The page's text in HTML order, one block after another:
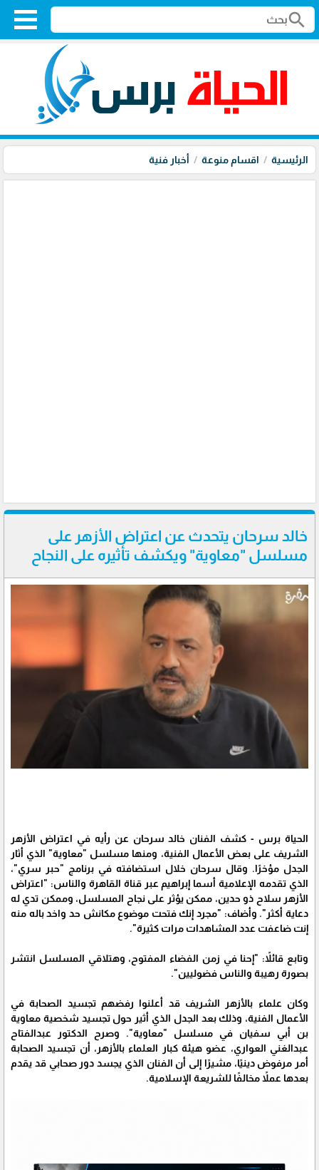
search
الرئيسية اقسام منوعة أخبار فنية
خالد سرحان يتحدث عن اعتراض الأزهر على
مسلسل "معاوية" ويكشف تأثيره على النجاح
الحياة برس - كشف الفنان خالد سرحان عن رأيه في اعتراض الأزهر
الشريف على بعض الأعمال الفنية، ومنها مسلسل "معاوية" الذي أثار
الجدل مؤخرًا. وقال سرحان خلال استضافته في برنامج "حبر سري"،
الذي تقدمه الإعلامية أسما إبراهيم عبر قناة القاهرة والناس: "اعتراض
الأزهر سلاح ذو حدين، ممكن يؤثر على نجاح المسلسل، وممكن تدي له
دعاية أكثر". وأضاف: "مجرد إنك فتحت موضوع مكانش حد واخد باله منه
إنت ضاعفت عدد المشاهدات مرات كثيرة".
وتابع قائلاً: "إحنا في زمن الفضاء المفتوح، وهتلاقي المسلسل انتشر
بصورة رهيبة والناس فضوليين".
وكان علماء بالأزهر الشريف قد أعلنوا رفضهم تجسيد الصحابة في
الأعمال الفنية، وذلك بعد الجدل الذي أثير حول تجسيد شخصية معاوية
بن أبي سفيان في مسلسل "معاوية". وصرح الدكتور عبدالفتاح
عبدالغني العواري، عضو هيئة كبار العلماء بالأزهر، أن تجسيد الصحابة
أمر مرفوض دينيًا، مشيرًا إلى أن الفنان الذي يجسد دور صحابي قد يقدم
بعدها عملاً مخالفًا للشريعة الإسلامية.